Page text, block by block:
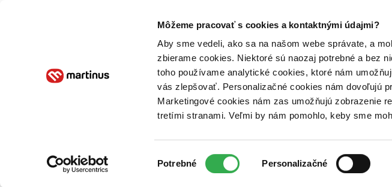
Môžeme pracovať s cookies a kontaktnými údajmi?
Aby sme vedeli, ako sa na našom webe správate, a
zbierame cookies. Niektoré sú naozaj potrebné a bez
toho používame analytické cookies, ktoré nám
vás zlepšovať. Personalizačné cookies nám dovoľujú
Marketingové cookies nám zas umožňujú zobrazenie
tretími stranami. Veľmi by nám pomohlo, keby sme
súhlasu
Potrebné Personalizačné
Poukážky Kontakt